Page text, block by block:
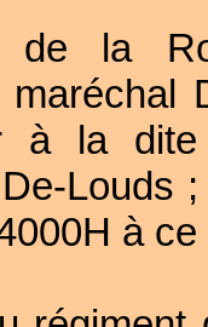
de la
à la
Louds
à